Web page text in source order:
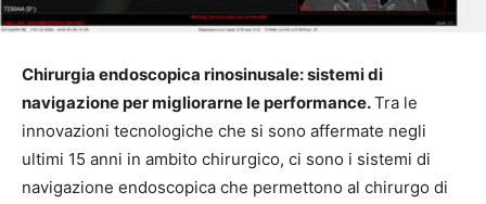
Chirurgia endoscopica rinosinusale: sistemi di
navigazione per migliorarne le performance.Tra le
innovazioni tecnologiche che si sono affermate negli
ultimi 15 anni in ambito chirurgico, ci sono i sistemi di
navigazione endoscopica che permettono al chirurgo di